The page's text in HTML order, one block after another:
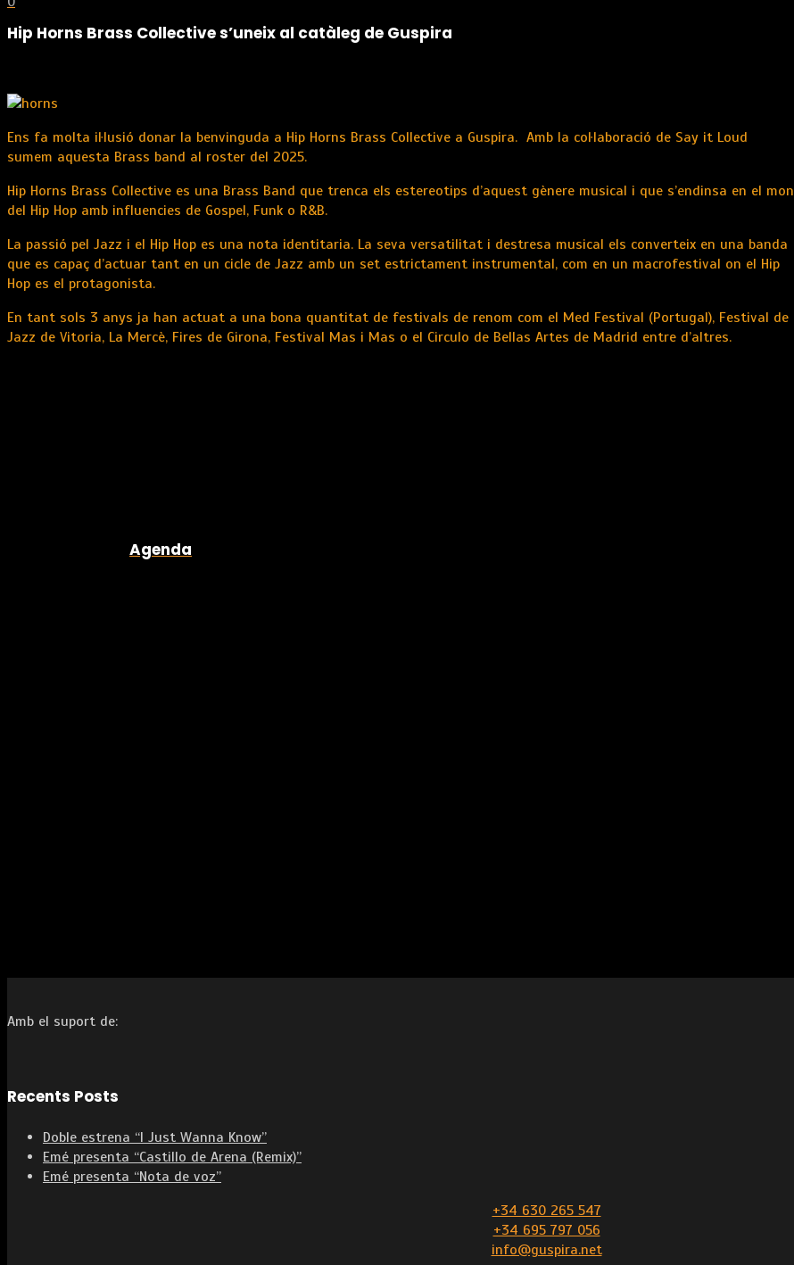
Hip Horns Brass Collective s’uneix al catàleg de Guspira
Ens fa molta il·lusió donar la benvinguda a Hip Horns Brass Collective a Guspira. Amb la col·laboració de Say it Loud
sumem aquesta Brass band al roster del 2025.
Hip Horns Brass Collective es una Brass Band que trenca els estereotips d’aquest gènere musical i que s’endinsa en el mon
del Hip Hop amb influencies de Gospel, Funk o R&B.
La passió pel Jazz i el Hip Hop es una nota identitaria. La seva versatilitat i destresa musical els converteix en una banda
que es capaç d’actuar tant en un cicle de Jazz amb un set estrictament instrumental, com en un macrofestival on el Hip
Hop es el protagonista.
En tant sols 3 anys ja han actuat a una bona quantitat de festivals de renom com el Med Festival (Portugal), Festival de
Jazz de Vitoria, La Mercè, Fires de Girona, Festival Mas i Mas o el Circulo de Bellas Artes de Madrid entre d’altres.
Agenda
Amb el suport de:
Recents Posts
Doble estrena “I Just Wanna Know”
Emé presenta “Castillo de Arena (Remix)”
Emé presenta “Nota de voz”
+34 630 265 547
+34 695 797 056
info@guspira.net